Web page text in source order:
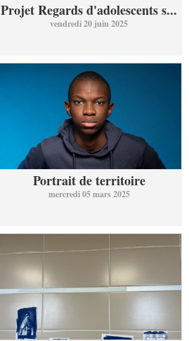
Projet Regards d'adolescents s...
vendredi 20 juin 2025
Portrait de territoire
mercredi 05 mars 2025